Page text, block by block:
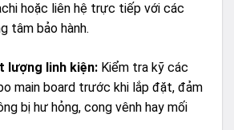
hoặc liên hệ trực tiếp với các
tâm bảo hành.
lượng linh kiện:Kiểm tra kỹ các
main board trước khi lắp đặt, đảm
bị hư hỏng, cong vênh hay mối